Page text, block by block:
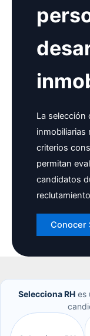
La selección
inmobiliarias
criterios
permitan
candidatos
Conocer
Selecciona RHes